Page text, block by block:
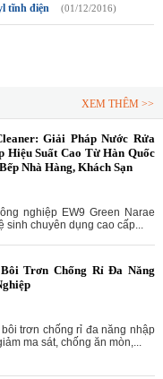
tĩnh điện (01/12/2016)
XEM THÊM >>
Giải Pháp Nước Rửa
Hiệu Suất Cao Từ Hàn Quốc
Nhà Hàng, Khách Sạn
nghiệp EW9 Green Narae
chuyên dụng cao cấp...
Trơn Chống Rỉ Đa Năng
trơn chống rỉ đa năng nhập
ma sát, chống ăn mòn,...